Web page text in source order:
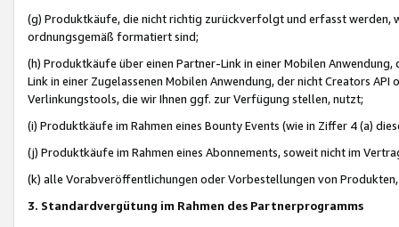
(g) Produktkäufe, die nicht richtig zurückverfolgt und erfasst werden,
ordnungsgemäß formatiert sind;
(h) Produktkäufe über einen Partner-Link in einer Mobilen
Link in einer Zugelassenen Mobilen Anwendung, der nicht Creators
Verlinkungstools, die wir Ihnen ggf. zur Verfügung stellen, nutzt;
(i) Produktkäufe im Rahmen eines Bounty Events (wie in Ziffer 4 (a)
(j) Produktkäufe im Rahmen eines Abonnements, soweit nicht im
(k) alle Vorabveröffentlichungen oder Vorbestellungen von
3. Standardvergütung im Rahmen des Partnerprogramms